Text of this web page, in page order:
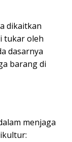
dikaitkan
tukar oleh
dasarnya
barang di
menjaga